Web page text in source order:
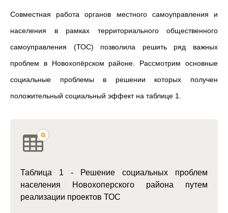
Совместная работа органов местного самоуправления и
населения в рамках территориального общественного
самоуправления (ТОС) позволила решить ряд важных
проблем в Новохопёрском районе. Рассмотрим основные
социальные проблемы в решении которых получен
положительный социальный эффект на таблице 1.
Таблица 1 - Решение социальных проблем
населения Новохоперского района путем
реализации проектов ТОС